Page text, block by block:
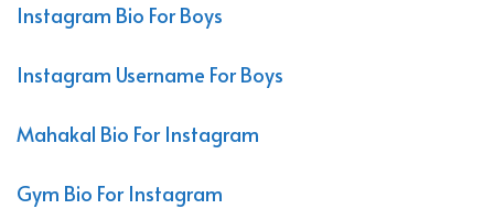
Instagram Bio For Boys
Instagram Username For Boys
Mahakal Bio For Instagram
Gym Bio For Instagram